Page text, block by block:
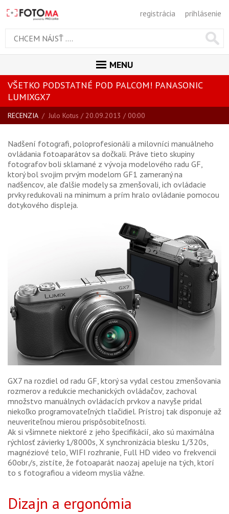
registrácia prihlásenie
MENU
ÚVOD
MAGAZÍN
VŠETKY ČLÁNKY
RECENZIE
NOVINKY
BLOG
SPRIEVODCA KÚPOU
GALÉRIA
PORADŇA
SÚŤAŽE
KALENDÁR AKCIÍ
WORKSHOPY
OBCHOD
VŠETKO PODSTATNÉ POD PALCOM! PANASONIC
LUMIXGX7
RECENZIA/ Julo Kotus / 20.09.2013 / 00:00
Nadšení fotografi, poloprofesionáli a milovníci manuálneho
ovládania fotoaparátov sa dočkali. Práve tieto skupiny
fotografov boli sklamané z vývoja modelového radu GF,
ktorý bol svojim prvým modelom GF1 zameraný na
nadšencov, ale ďalšie modely sa zmenšovali, ich ovládacie
prvky redukovali na minimum a prím hralo ovládanie pomocou
dotykového displeja.
GX7 na rozdiel od radu GF, ktorý sa vydal cestou zmenšovania
rozmerov a redukcie mechanických ovládačov, zachoval
množstvo manuálnych ovládacích prvkov a navyše pridal
niekoľko programovateľných tlačidiel. Prístroj tak disponuje až
neuveriteľnou mierou prispôsobiteľnosti.
Ak si všimnete niektoré z jeho špecifikácií, ako sú maximálna
rýchlosť závierky 1/8000s, X synchronizácia blesku 1/320s,
magnéziové telo, WIFI rozhranie, Full HD video vo frekvencii
60obr./s, zistíte, že fotoaparát naozaj apeluje na tých, ktorí
to s fotografiou a videom myslia vážne.
Dizajn a ergonómia